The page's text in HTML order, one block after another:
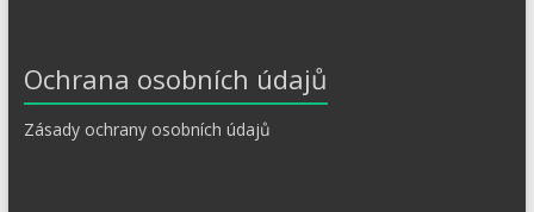
Ochrana osobních údajů
Zásady ochrany osobních údajů